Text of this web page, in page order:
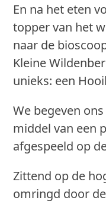
En na het eten
topper van het
naar de
Kleine
unieks: een
We begeven
middel van een
afgespeeld op
Zittend op de
omringd door